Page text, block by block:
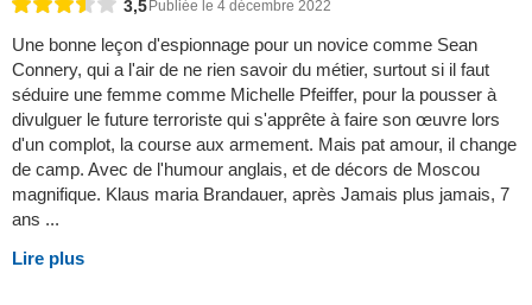
3,5 Publiée le 4 décembre 2022
Une bonne leçon d'espionnage pour un novice comme Sean
Connery, qui a l'air de ne rien savoir du métier, surtout si il faut
séduire une femme comme Michelle Pfeiffer, pour la pousser à
divulguer le future terroriste qui s'apprête à faire son œuvre lors
d'un complot, la course aux armement. Mais pat amour, il change
de camp. Avec de l'humour anglais, et de décors de Moscou
magnifique. Klaus maria Brandauer, après Jamais plus jamais, 7
ans ...
Lire plus